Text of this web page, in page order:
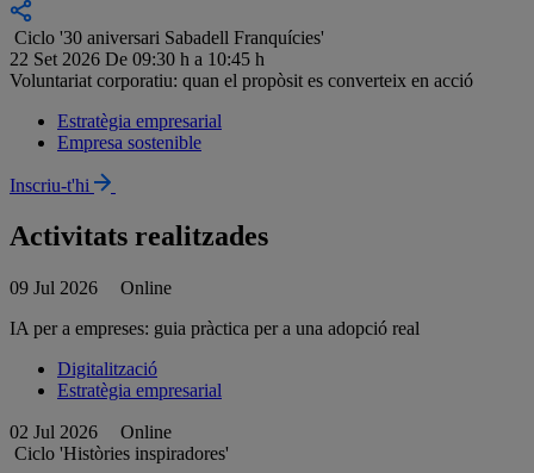
Ciclo '30 aniversari Sabadell Franquícies'
22 Set 2026 De 09:30 h a 10:45 h
Voluntariat corporatiu: quan el propòsit es converteix en acció
Estratègia empresarial
Empresa sostenible
Inscriu-t'hi
Activitats realitzades
09 Jul 2026
Online
IA per a empreses: guia pràctica per a una adopció real
Digitalització
Estratègia empresarial
02 Jul 2026
Online
Ciclo 'Històries inspiradores'